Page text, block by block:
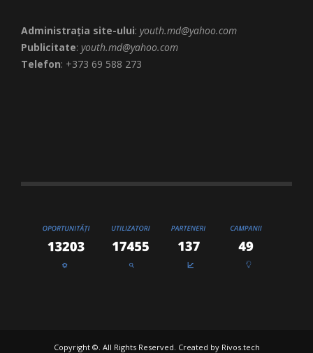
Administrația site-ului: youth.md@yahoo.com
Publicitate: youth.md@yahoo.com
Telefon: +373 69 588 273
Copyright ©. All Rights Reserved. Created by Rivos.tech